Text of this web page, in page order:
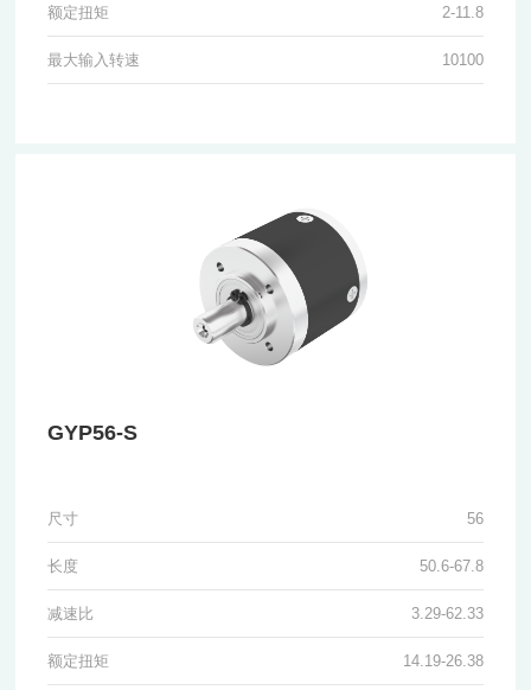
额定扭矩 2-11.8
最大输入转速 10100
GYP56-S
尺寸 56
长度 50.6-67.8
减速比 3.29-62.33
额定扭矩 14.19-26.38